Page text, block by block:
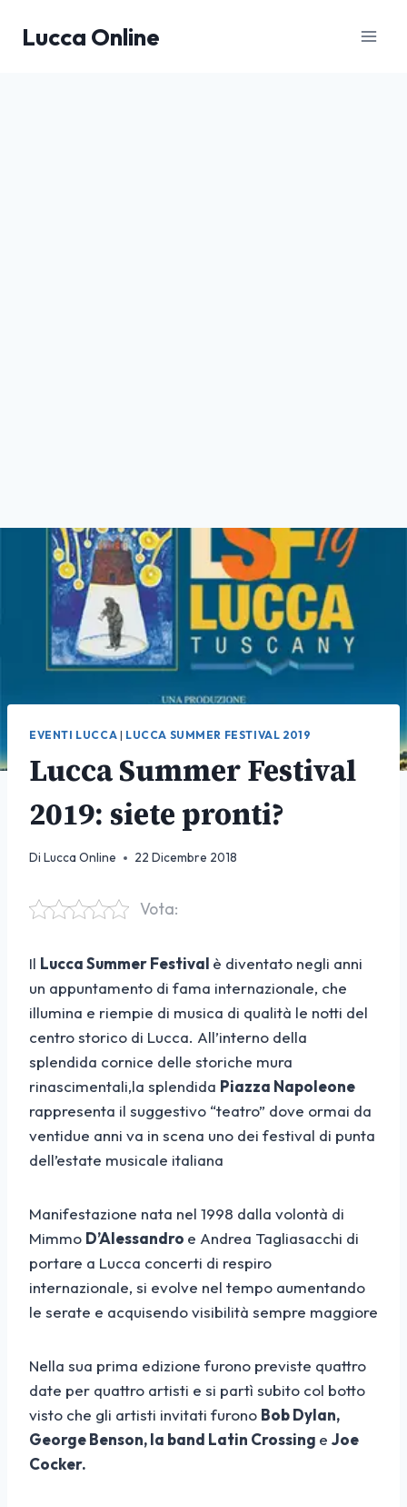
Lucca Online
EVENTI LUCCA | LUCCA SUMMER FESTIVAL 2019
Lucca Summer Festival
2019: siete pronti?
Di Lucca Online 22 Dicembre 2018
Vota:
Il Lucca Summer Festival è diventato negli anni
un appuntamento di fama internazionale, che
illumina e riempie di musica di qualità le notti del
centro storico di Lucca. All’interno della
splendida cornice delle storiche mura
rinascimentali,la splendida Piazza Napoleone
rappresenta il suggestivo “teatro” dove ormai da
ventidue anni va in scena uno dei festival di punta
dell’estate musicale italiana
Manifestazione nata nel 1998 dalla volontà di
Mimmo D’Alessandro e Andrea Tagliasacchi di
portare a Lucca concerti di respiro
internazionale, si evolve nel tempo aumentando
le serate e acquisendo visibilità sempre maggiore
Nella sua prima edizione furono previste quattro
date per quattro artisti e si partì subito col botto
visto che gli artisti invitati furono Bob Dylan,
George Benson, la band Latin Crossing e Joe
Cocker.